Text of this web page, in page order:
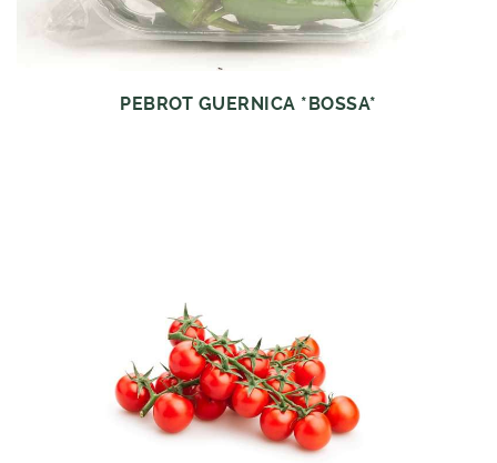
PEBROT GUERNICA *BOSSA*